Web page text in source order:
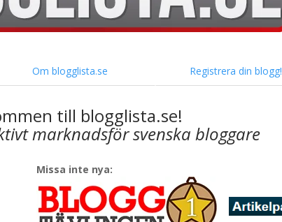
Om blogglista.se Registrera din blogg!
till blogglista.se!
marknadsför svenska bloggare
Missa inte nya: